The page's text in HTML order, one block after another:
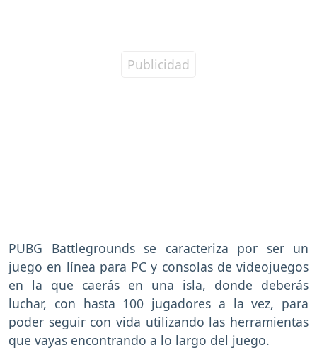
PUBG Battlegrounds se caracteriza por ser un
juego en línea para PC y consolas de videojuegos
en la que caerás en una isla, donde deberás
luchar, con hasta 100 jugadores a la vez, para
poder seguir con vida utilizando las herramientas
que vayas encontrando a lo largo del juego.